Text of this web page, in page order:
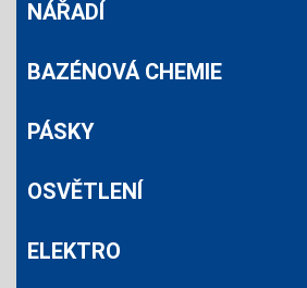
NÁŘADÍ
BAZÉNOVÁ CHEMIE
PÁSKY
OSVĚTLENÍ
ELEKTRO